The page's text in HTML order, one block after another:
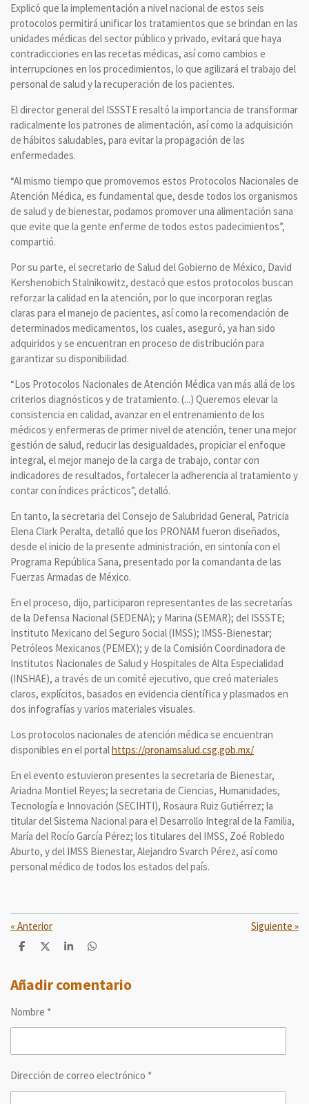
Explicó que la implementación a nivel nacional de estos seis
protocolos permitirá unificar los tratamientos que se brindan en las
unidades médicas del sector público y privado, evitará que haya
contradicciones en las recetas médicas, así como cambios e
interrupciones en los procedimientos, lo que agilizará el trabajo del
personal de salud y la recuperación de los pacientes.
El director general del ISSSTE resaltó la importancia de transformar
radicalmente los patrones de alimentación, así como la adquisición
de hábitos saludables, para evitar la propagación de las
enfermedades.
“Al mismo tiempo que promovemos estos Protocolos Nacionales de
Atención Médica, es fundamental que, desde todos los organismos
de salud y de bienestar, podamos promover una alimentación sana
que evite que la gente enferme de todos estos padecimientos”,
compartió.
Por su parte, el secretario de Salud del Gobierno de México, David
Kershenobich Stalnikowitz, destacó que estos protocolos buscan
reforzar la calidad en la atención, por lo que incorporan reglas
claras para el manejo de pacientes, así como la recomendación de
determinados medicamentos, los cuales, aseguró, ya han sido
adquiridos y se encuentran en proceso de distribución para
garantizar su disponibilidad.
“Los Protocolos Nacionales de Atención Médica van más allá de los
criterios diagnósticos y de tratamiento. (...) Queremos elevar la
consistencia en calidad, avanzar en el entrenamiento de los
médicos y enfermeras de primer nivel de atención, tener una mejor
gestión de salud, reducir las desigualdades, propiciar el enfoque
integral, el mejor manejo de la carga de trabajo, contar con
indicadores de resultados, fortalecer la adherencia al tratamiento y
contar con índices prácticos”, detalló.
En tanto, la secretaria del Consejo de Salubridad General, Patricia
Elena Clark Peralta, detalló que los PRONAM fueron diseñados,
desde el inicio de la presente administración, en sintonía con el
Programa República Sana, presentado por la comandanta de las
Fuerzas Armadas de México.
En el proceso, dijo, participaron representantes de las secretarías
de la Defensa Nacional (SEDENA); y Marina (SEMAR); del ISSSTE;
Instituto Mexicano del Seguro Social (IMSS); IMSS-Bienestar;
Petróleos Mexicanos (PEMEX); y de la Comisión Coordinadora de
Institutos Nacionales de Salud y Hospitales de Alta Especialidad
(INSHAE), a través de un comité ejecutivo, que creó materiales
claros, explícitos, basados en evidencia científica y plasmados en
dos infografías y varios materiales visuales.
Los protocolos nacionales de atención médica se encuentran
disponibles en el portalhttps://pronamsalud.csg.gob.mx/
En el evento estuvieron presentes la secretaria de Bienestar,
Ariadna Montiel Reyes; la secretaria de Ciencias, Humanidades,
Tecnología e Innovación (SECIHTI), Rosaura Ruiz Gutiérrez; la
titular del Sistema Nacional para el Desarrollo Integral de la Familia,
María del Rocío García Pérez; los titulares del IMSS, Zoé Robledo
Aburto, y del IMSS Bienestar, Alejandro Svarch Pérez, así como
personal médico de todos los estados del país.
« Anterior Siguiente »
C
p
a
t
C
p
a
C
p
a
C
p
a
Añadir comentario
Nombre *
Dirección de correo electrónico *